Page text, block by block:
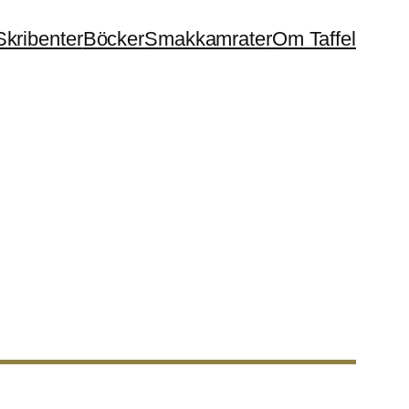
BöckerSmakkamraterOm Taffel